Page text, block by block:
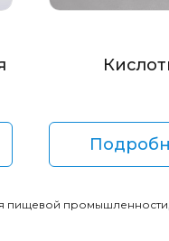
пищевой